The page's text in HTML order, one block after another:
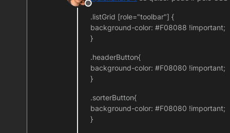
Offline
.listGrid [role="toolbar"] {
background-color: #F08088 !important;
}
.headerButton{
background-color: #F08080 !important;
}
.sorterButton{
background-color: #F08080 !important;
}